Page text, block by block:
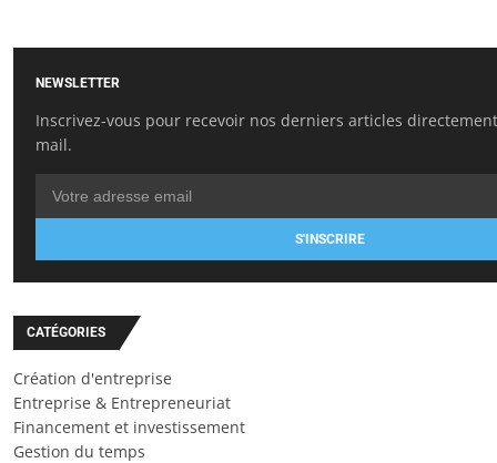
NEWSLETTER
Inscrivez-vous pour recevoir nos derniers articles
mail.
S'INSCRIRE
CATÉGORIES
Création d'entreprise
Entreprise & Entrepreneuriat
Financement et investissement
Gestion du temps